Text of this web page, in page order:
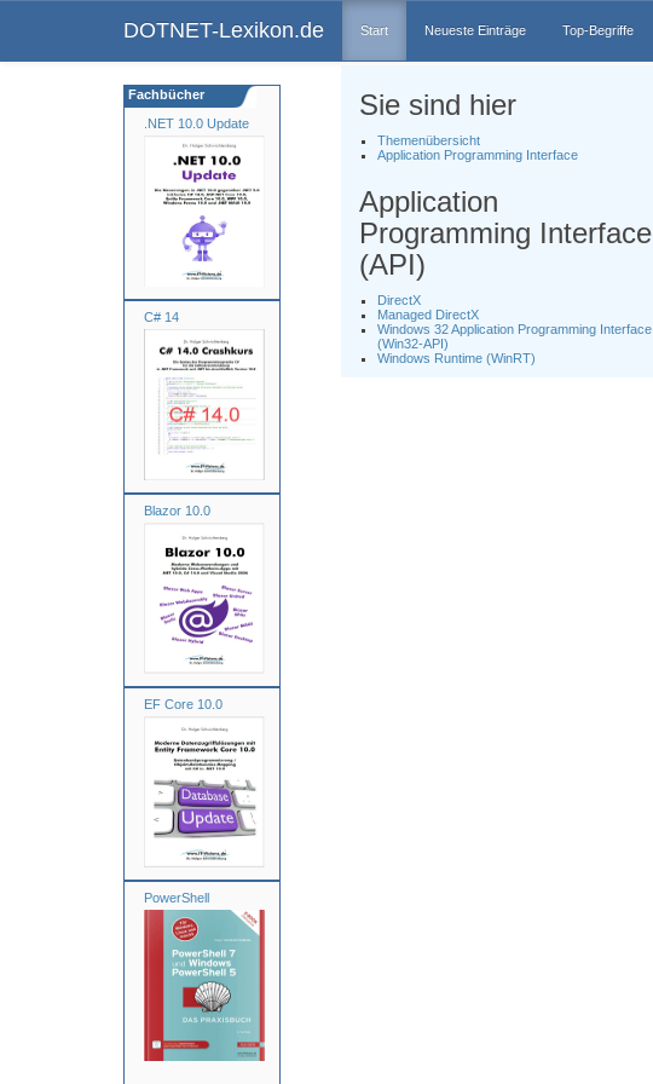
DOTNET-Lexikon.de Start Neueste Einträge Top-Begriffe
.NET 10.0 Update
C# 14
Blazor 10.0
EF Core 10.0
PowerShell
Fachbücher Sie sind hier
Themenübersicht
Application Programming Interface
Application
Programming Interface
(API)
DirectX
Managed DirectX
Windows 32 Application Programming Interface
(Win32-API)
Windows Runtime (WinRT)